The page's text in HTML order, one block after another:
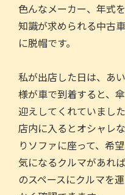
色んなメーカー、年式
知識が求められる中古
に脱帽です。
私が出店した日は、あ
様が車で到着すると、
迎えしてくれていました
店内に入るとオシャレ
りソファに座って、希
気になるクルマがあれ
のスペースにクルマを